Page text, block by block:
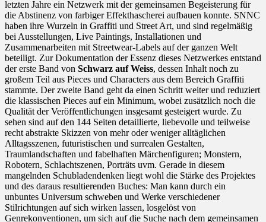
letzten Jahre ein Netzwerk mit der gemeinsamen Begeisterung für
die Abstinenz von farbiger Effekthascherei aufbauen konnte. SNNC
haben ihre Wurzeln in Graffiti und Street Art, und sind regelmäßig
bei Ausstellungen, Live Paintings, Installationen und
Zusammenarbeiten mit Streetwear-Labels auf der ganzen Welt
beteiligt. Zur Dokumentation der Essenz dieses Netzwerkes entstand
der erste Band von Schwarz auf Weiss, dessen Inhalt noch zu
großem Teil aus Pieces und Characters aus dem Bereich Graffiti
stammte. Der zweite Band geht da einen Schritt weiter und reduziert
die klassischen Pieces auf ein Minimum, wobei zusätzlich noch die
Qualität der Veröffentlichungen insgesamt gesteigert wurde. Zu
sehen sind auf den 144 Seiten detaillierte, liebevolle und teilweise
recht abstrakte Skizzen von mehr oder weniger alltäglichen
Alltagsszenen, futuristischen und surrealen Gestalten,
Traumlandschaften und fabelhaften Märchenfiguren; Monstern,
Robotern, Schlachtszenen, Porträts uvm. Gerade in diesem
mangelnden Schubladendenken liegt wohl die Stärke des Projektes
und des daraus resultierenden Buches: Man kann durch ein
unbuntes Universum schweben und Werke verschiedener
Stilrichtungen auf sich wirken lassen, losgelöst von
Genrekonventionen, um sich auf die Suche nach dem gemeinsamen